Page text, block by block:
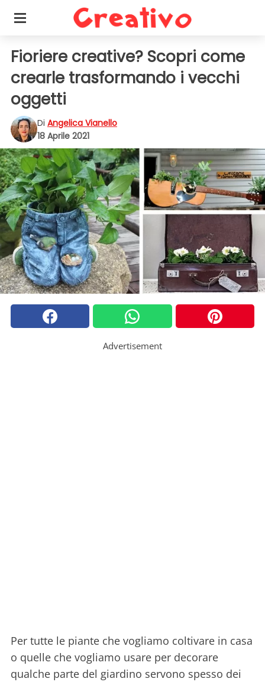
Fioriere creative? Scopri come
crearle trasformando i vecchi
oggetti
Di Angelica Vianello
18 Aprile 2021
Advertisement
Per tutte le piante che vogliamo coltivare in casa
o quelle che vogliamo usare per decorare
qualche parte del giardino servono spesso dei